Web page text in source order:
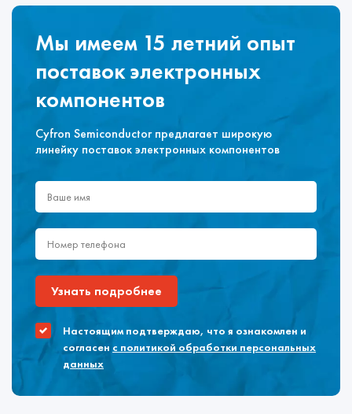
Мы имеем 15 летний опыт
поставок электронных
компонентов
Cyfron Semiconductor предлагает широкую
линейку поставок электронных компонентов
Узнать подробнее
Настоящим подтверждаю, что я ознакомлен и
согласен с политикой обработки персональных
данных